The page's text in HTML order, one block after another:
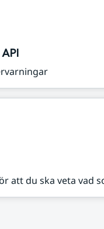
att du ska veta vad